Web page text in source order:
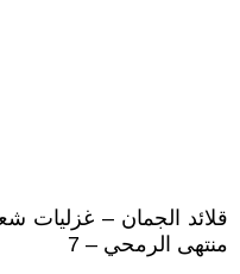
قلائد الجمان – غزليات
منتهى الرمحي – 7